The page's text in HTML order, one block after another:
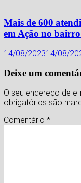
Mais de 600
em Ação no
14/08/202314/08/
Deixe um
O seu endereço de
obrigatórios são
Comentário *